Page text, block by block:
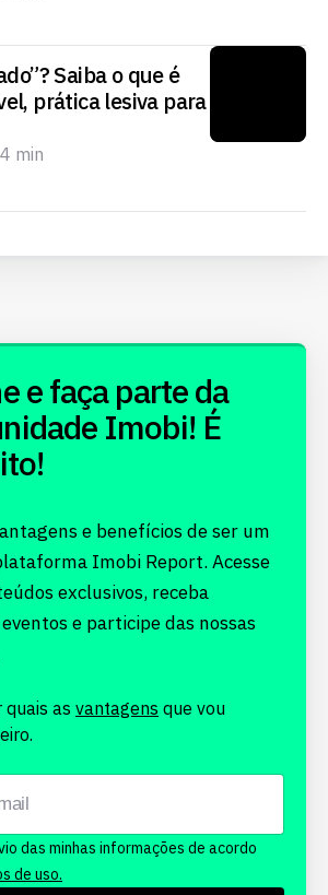
Saiba o que é
prática lesiva para
4 min
e faça parte da
Imobi! É
e benefícios de ser um
Imobi Report. Acesse
exclusivos, receba
e participe das nossas
quais as vantagens que vou
das minhas informações de acordo
de uso.